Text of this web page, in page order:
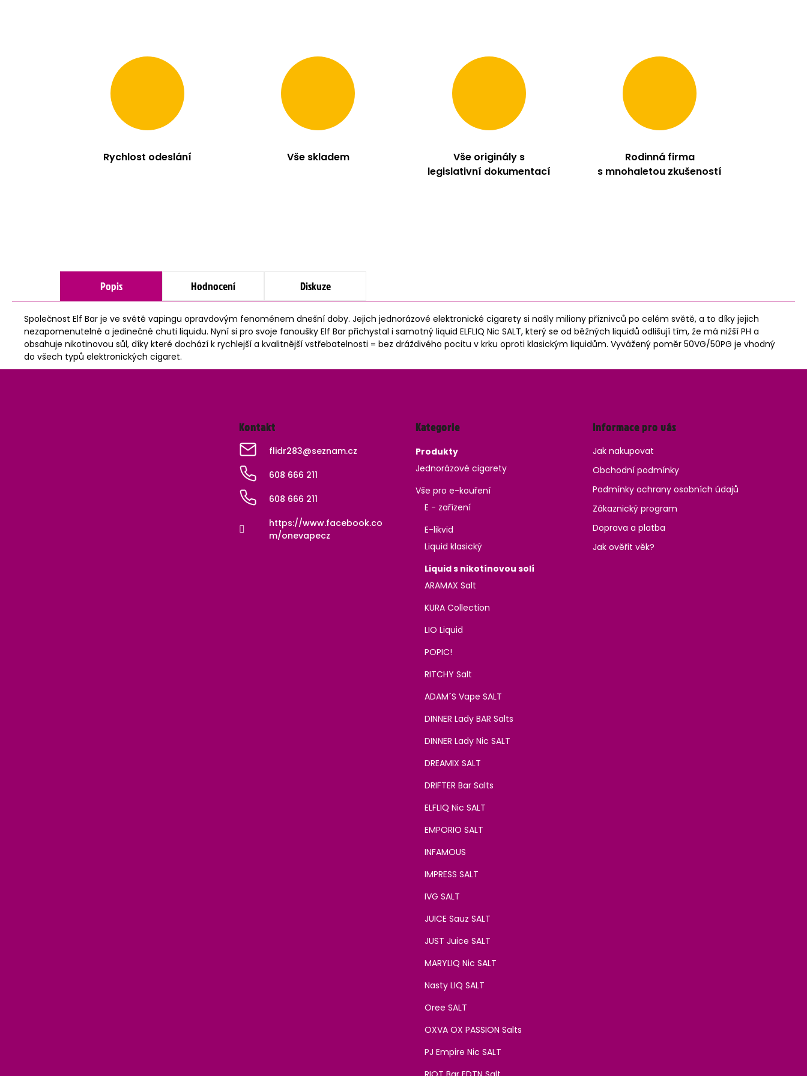
Rychlost odeslání Vše skladem
Vše originály s
legislativní dokumentací
Rodinná firma
s mnohaletou zkušeností
Popis Hodnocení Diskuze
Společnost Elf Bar je ve světě vapingu opravdovým fenoménem dnešní doby. Jejich jednorázové elektronické cigarety si našly miliony příznivců po celém světě, a to díky jejich
nezapomenutelné a jedinečné chuti liquidu. Nyní si pro svoje fanoušky Elf Bar přichystal i samotný liquid ELFLIQ Nic SALT, který se od běžných liquidů odlišují tím, že má nižší PH a
obsahuje nikotinovou sůl, díky které dochází k rychlejší a kvalitnější vstřebatelnosti = bez dráždivého pocitu v krku oproti klasickým liquidům. Vyvážený poměr 50VG/50PG je vhodný
do všech typů elektronických cigaret.
Kontakt
flidr283@seznam.cz
608 666 211
608 666 211
https://www.facebook.co
m/onevapecz
kategorie
Kategorie
Produkty
Jednorázové cigarety
Vše pro e-kouření
E - zařízení
E-likvid
Liquid klasický
Liquid s nikotínovou solí
ARAMAX Salt
KURA Collection
LIO Liquid
POPIC!
RITCHY Salt
ADAM´S Vape SALT
DINNER Lady BAR Salts
DINNER Lady Nic SALT
DREAMIX SALT
DRIFTER Bar Salts
ELFLIQ Nic SALT
EMPORIO SALT
INFAMOUS
IMPRESS SALT
IVG SALT
JUICE Sauz SALT
JUST Juice SALT
MARYLIQ Nic SALT
Nasty LIQ SALT
Oree SALT
OXVA OX PASSION Salts
PJ Empire Nic SALT
Informace pro vás
Jak nakupovat
Obchodní podmínky
Podmínky ochrany osobních údajů
Zákaznický program
Doprava a platba
Jak ověřit věk?